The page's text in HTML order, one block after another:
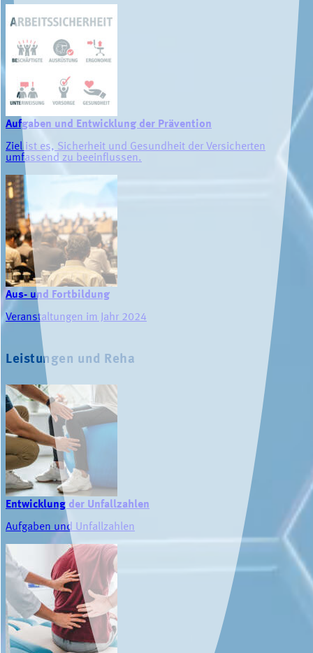
Aufgaben und Entwicklung der Prävention
Ziel ist es, Sicherheit und Gesundheit der Versicherten
umfassend zu beeinflussen.
Aus- und Fortbildung
Veranstaltungen im Jahr 2024
Leistungen und Reha
Entwicklung der Unfallzahlen
Aufgaben und Unfallzahlen